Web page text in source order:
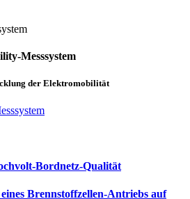
Messsystem
der Elektromobilität
Bordnetz-Qualität
Brennstoffzellen-Antriebs auf